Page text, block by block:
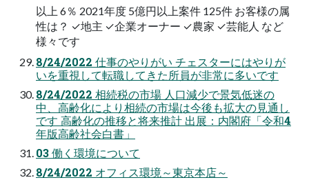
以上 6％ 2021年度 5億円以上案件 125件 お客様の属
性は？ ✓地主 ✓企業オーナー ✓農家 ✓芸能人 など
様々です
8/24/2022 仕事のやりがい チェスターにはやりが
いを重視して転職してきた所員が非常に多いです
8/24/2022 相続税の市場 人口減少で景気低迷の
中、高齢化により相続の市場は今後も拡大の見通し
です 高齢化の推移と将来推計 出展：内閣府「令和4
年版高齢社会白書」
03 働く環境について
8/24/2022 オフィス環境～東京本店～